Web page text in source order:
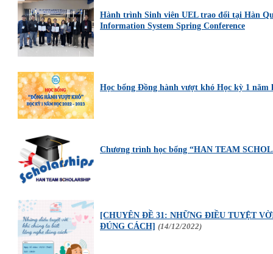
Hành trình Sinh viên UEL trao đổi tại Hàn
Information System Spring Conference
Học bổng Đồng hành vượt khó Học kỳ 1 năm
Chương trình học bổng “HAN TEAM
[CHUYÊN ĐỀ 31: NHỮNG ĐIỀU TUYỆT
ĐÚNG CÁCH] (14/12/2022)